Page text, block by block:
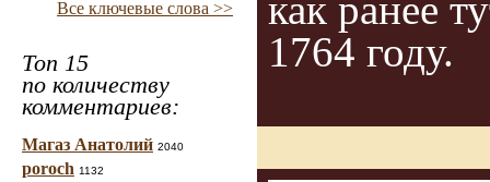
Все ключевые слова >>
Топ 15
по количеству
комментариев:
Магаз Анатолий 2040
poroch 1132
1764 году.